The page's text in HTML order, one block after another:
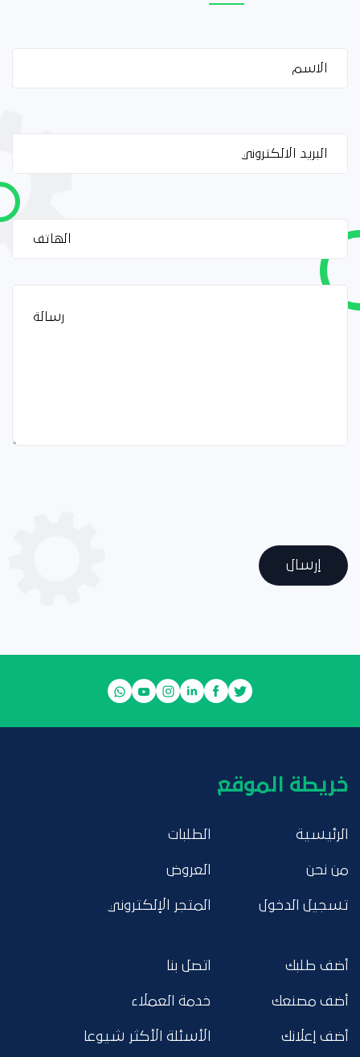
إرسال
خريطة الموقع
الرئيسية
من نحن
تسجيل الدخول
الطلبات
العروض
المتجر الإلكتروني
أضف طلبك
أضف مصنعك
أضف إعلانك
اتصل بنا
خدمة العملاء
الأسئلة الأكثر شيوعا